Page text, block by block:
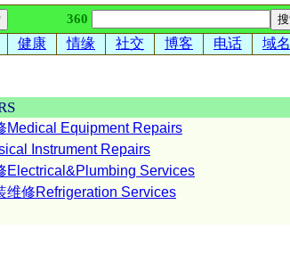
360
健康 情缘 社交 博客 电话 域名
Medical Equipment Repairs
Instrument Repairs
Electrical&Plumbing Services
维修Refrigeration Services